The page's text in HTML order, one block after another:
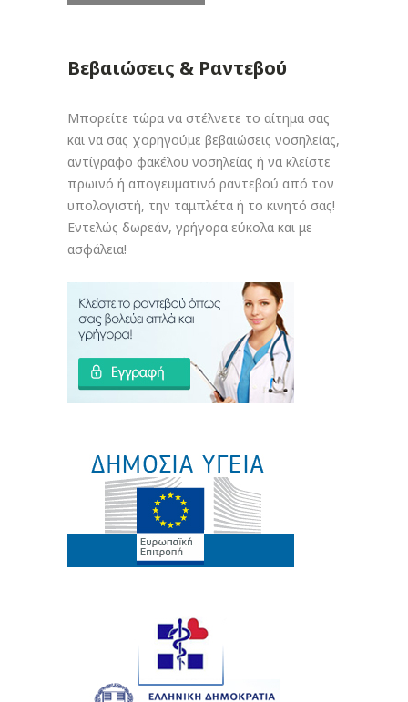
Βεβαιώσεις & Ραντεβού
Μπορείτε τώρα να στέλνετε το αίτημα σας
και να σας χορηγούμε βεβαιώσεις νοσηλείας,
αντίγραφο φακέλου νοσηλείας ή να κλείστε
πρωινό ή απογευματινό ραντεβού από τον
υπολογιστή, την ταμπλέτα ή το κινητό σας!
Εντελώς δωρεάν, γρήγορα εύκολα και με
ασφάλεια!